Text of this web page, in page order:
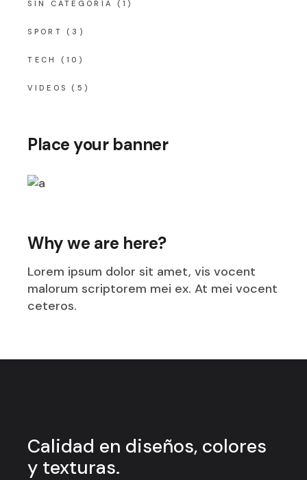
SIN CATEGORÍA (1)
SPORT (3)
TECH (10)
VIDEOS (5)
Place your banner
Why we are here?
Lorem ipsum dolor sit amet, vis vocent
malorum scriptorem mei ex. At mei vocent
ceteros.
Calidad en diseños, colores
y texturas.